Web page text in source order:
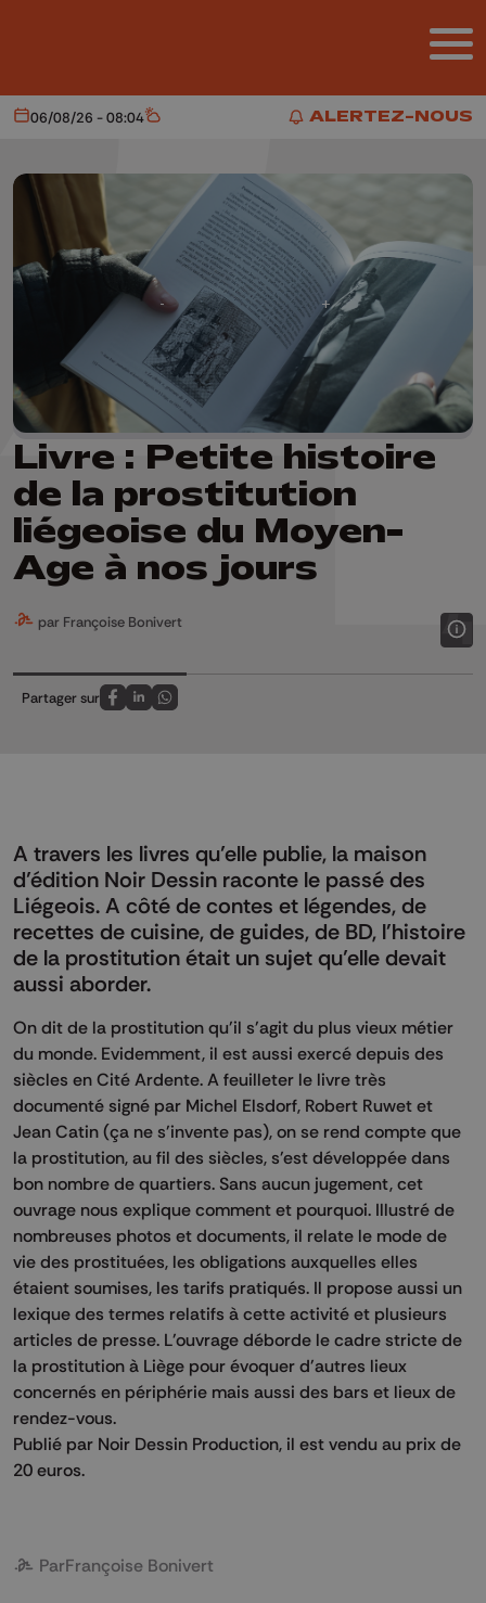
ALERTEZ-NOUS
ALERTEZ-NOUS
Aujourd'hui
06/08/26 - 08:04 Météo
Livre : Petite histoire
de la prostitution
liégeoise du Moyen-
Age à nos jours
par Françoise Bonivert
Partager sur
Partagez sur FaceBook
Partagez sur LinkedIn
Partagez sur Whatsapp
A travers les livres qu’elle publie, la maison
d’édition Noir Dessin raconte le passé des
Liégeois. A côté de contes et légendes, de
recettes de cuisine, de guides, de BD, l'histoire
de la prostitution était un sujet qu’elle devait
aussi aborder.
On dit de la prostitution qu'il s'agit du plus vieux métier
du monde. Evidemment, il est aussi exercé depuis des
siècles en Cité Ardente. A feuilleter le livre très
documenté signé par Michel Elsdorf, Robert Ruwet et
Jean Catin (ça ne s'invente pas), on se rend compte que
la prostitution, au fil des siècles, s'est développée dans
bon nombre de quartiers. Sans aucun jugement, cet
ouvrage nous explique comment et pourquoi. Illustré de
nombreuses photos et documents, il relate le mode de
vie des prostituées, les obligations auxquelles elles
étaient soumises, les tarifs pratiqués. Il propose aussi un
lexique des termes relatifs à cette activité et plusieurs
articles de presse. L'ouvrage déborde le cadre stricte de
la prostitution à Liège pour évoquer d'autres lieux
concernés en périphérie mais aussi des bars et lieux de
rendez-vous.
Publié par Noir Dessin Production, il est vendu au prix de
20 euros.
ParFrançoise Bonivert